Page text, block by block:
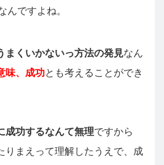
んですよね。
まくいかないっ方法の発見なん
味、成功とも考えることができ
成功するなんて無理ですから
りまえって理解したうえで、成